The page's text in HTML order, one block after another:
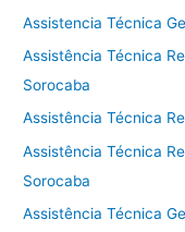
Assistencia Técnica
Assistência Técnica
Sorocaba
Assistência Técnica
Assistência Técnica
Sorocaba
Assistência Técnica